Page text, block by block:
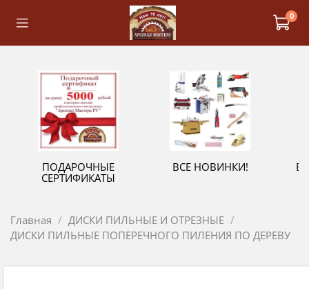
0
ПОДАРОЧНЫЕ
СЕРТИФИКАТЫ
ВСЕ НОВИНКИ!
Главная
ДИСКИ ПИЛЬНЫЕ И ОТРЕЗНЫЕ
ДИСКИ ПИЛЬНЫЕ ПОПЕРЕЧНОГО ПИЛЕНИЯ ПО ДЕРЕВУ